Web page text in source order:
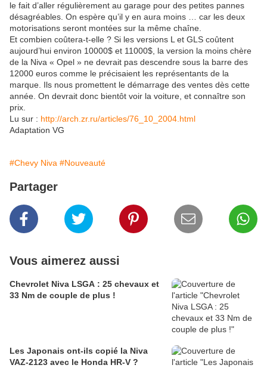
le fait d’aller régulièrement au garage pour des petites pannes
désagréables. On espère qu’il y en aura moins … car les deux
motorisations seront montées sur la même chaîne.
Et combien coûtera-t-elle ? Si les versions L et GLS coûtent
aujourd’hui environ 10000$ et 11000$, la version la moins chère
de la Niva « Opel » ne devrait pas descendre sous la barre des
12000 euros comme le précisaient les représentants de la
marque. Ils nous promettent le démarrage des ventes dès cette
année. On devrait donc bientôt voir la voiture, et connaître son
prix.
Lu sur : http://arch.zr.ru/articles/76_10_2004.html
Adaptation VG
#Chevy Niva #Nouveauté
Partager
Vous aimerez aussi
Chevrolet Niva LSGA : 25 chevaux et
33 Nm de couple de plus !
Les Japonais ont-ils copié la Niva
VAZ-2123 avec le Honda HR-V ?